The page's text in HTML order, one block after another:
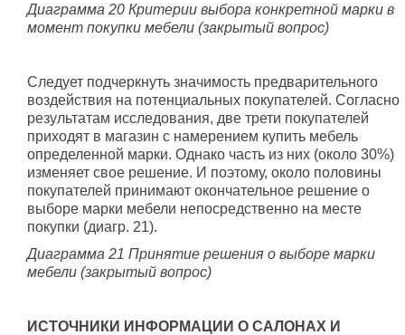
Диаграмма 20 Критерии выбора конкретной марки в
момент покупки мебели (закрытый вопрос)
Следует подчеркнуть значимость предварительного
воздействия на потенциальных покупателей. Согласно
результатам исследования, две трети покупателей
приходят в магазин с намерением купить мебель
определенной марки. Однако часть из них (около 30%)
изменяет свое решение. И поэтому, около половины
покупателей принимают окончательное решение о
выборе марки мебели непосредственно на месте
покупки (диагр. 21).
Диаграмма 21 Принятие решения о выборе марки
мебели (закрытый вопрос)
ИСТОЧНИКИ ИНФОРМАЦИИ О САЛОНАХ И